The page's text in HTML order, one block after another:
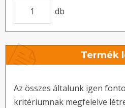
db
Termék
Az összes általunk igen
kritériumnak megfelelve